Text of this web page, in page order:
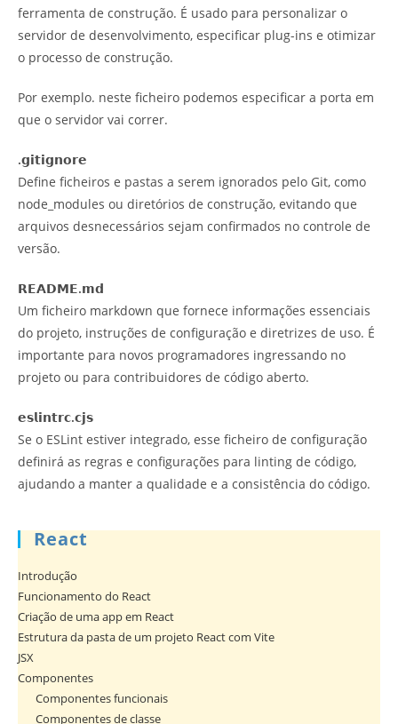
ferramenta de construção. É usado para personalizar o
servidor de desenvolvimento, especificar plug-ins e otimizar
o processo de construção.
Por exemplo. neste ficheiro podemos especificar a porta em
que o servidor vai correr.
.𝗴𝗶𝘁𝗶𝗴𝗻𝗼𝗿𝗲
Define ficheiros e pastas a serem ignorados pelo Git, como
node_modules ou diretórios de construção, evitando que
arquivos desnecessários sejam confirmados no controle de
versão.
𝗥𝗘𝗔𝗗𝗠𝗘.𝗺𝗱
Um ficheiro markdown que fornece informações essenciais
do projeto, instruções de configuração e diretrizes de uso. É
importante para novos programadores ingressando no
projeto ou para contribuidores de código aberto.
𝗲𝘀𝗹𝗶𝗻𝘁𝗿𝗰.𝗰𝗷𝘀
Se o ESLint estiver integrado, esse ficheiro de configuração
definirá as regras e configurações para linting de código,
ajudando a manter a qualidade e a consistência do código.
React
Introdução
Funcionamento do React
Criação de uma app em React
Estrutura da pasta de um projeto React com Vite
JSX
Componentes
Componentes funcionais
Componentes de classe